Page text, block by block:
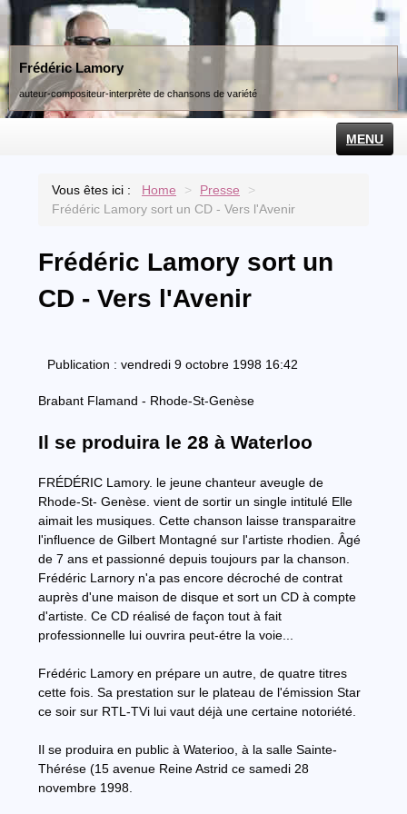
Frédéric Lamory
auteur-compositeur-interprète de chansons de variété
MENU
Biographie
Vous êtes ici : Home > Presse
>
Frédéric Lamory sort un CD - Vers l'Avenir
Frédéric Lamory sort un
CD - Vers l'Avenir
Publication : vendredi 9 octobre 1998 16:42
Brabant Flamand - Rhode-St-Genèse
Il se produira le 28 à Waterloo
FRÉDÉRIC Lamory. le jeune chanteur aveugle de
Rhode-St- Genèse. vient de sortir un single intitulé Elle
aimait les musiques. Cette chanson laisse transparaitre
l'influence de Gilbert Montagné sur l'artiste rhodien. Âgé
de 7 ans et passionné depuis toujours par la chanson.
Frédéric Larnory n'a pas encore décroché de contrat
auprès d'une maison de disque et sort un CD à compte
d'artiste. Ce CD réalisé de façon tout à fait
professionnelle lui ouvrira peut-étre la voie...
Frédéric Lamory en prépare un autre, de quatre titres
cette fois. Sa prestation sur le plateau de l'émission Star
ce soir sur RTL-TVi lui vaut déjà une certaine notoriété.
Il se produira en public à Waterioo, à la salle Sainte-
Thérése (15 avenue Reine Astrid ce samedi 28
novembre 1998.